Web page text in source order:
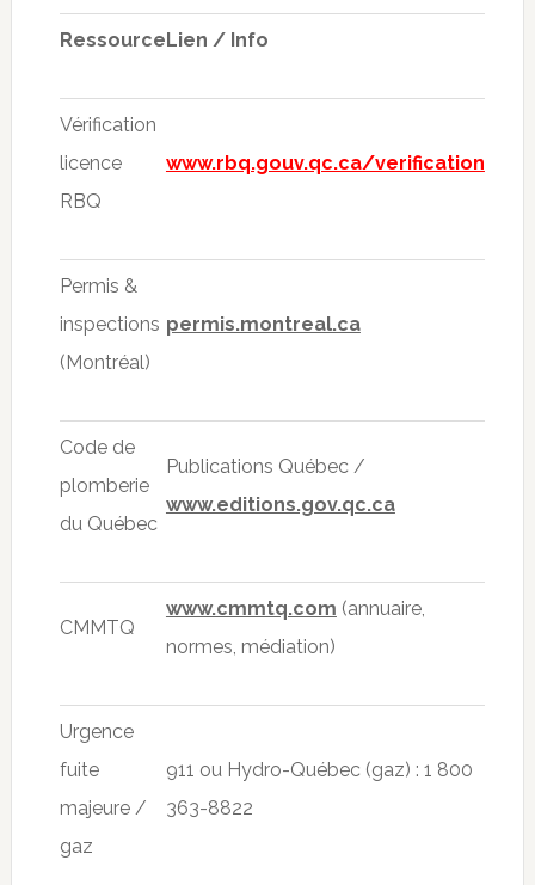
Ressource Lien / Info
Vérification
licence
RBQ
www.rbq.gouv.qc.ca/verification
Permis &
inspections
(Montréal)
permis.montreal.ca
Code de
plomberie
du Québec
Publications Québec /
www.editions.gov.qc.ca
CMMTQ
www.cmmtq.com (annuaire,
normes, médiation)
Urgence
fuite
majeure /
gaz
911 ou Hydro-Québec (gaz) : 1 800
363-8822